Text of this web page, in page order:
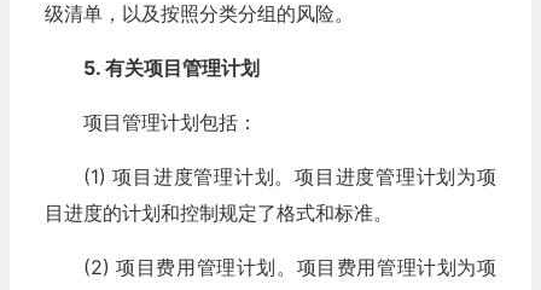
级清单，以及按照分类分组的风险。
5. 有关项目管理计划
项目管理计划包括：
(1) 项目进度管理计划。项目进度管理计划为项
目进度的计划和控制规定了格式和标准。
(2) 项目费用管理计划。项目费用管理计划为项